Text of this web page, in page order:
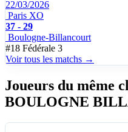
22/03/2026
Paris XO
37 - 29
Boulogne-Billancourt
#18 Fédérale 3
Voir tous les matchs →
Joueurs du même
BOULOGNE